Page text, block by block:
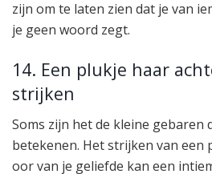
zijn om te laten zien dat je van
je geen woord zegt.
14. Een plukje haar
strijken
Soms zijn het de kleine gebaren
betekenen. Het strijken van een
oor van je geliefde kan een